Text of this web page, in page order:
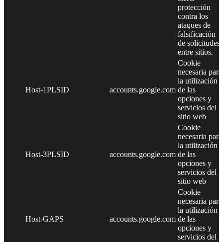
protección
contra los
ataques de
falsificación
de solicitudes
entre sitios.
Host-1PLSID accounts.google.com
Cookie
necesaria para
la utilización
de las
opciones y
servicios del
sitio web
Host-3PLSID accounts.google.com
Cookie
necesaria para
la utilización
de las
opciones y
servicios del
sitio web
Host-GAPS accounts.google.com
Cookie
necesaria para
la utilización
de las
opciones y
servicios del